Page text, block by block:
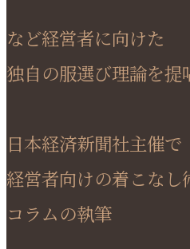
など経営者に向けた
独自の服選び理論を提
日本経済新聞社主催で
経営者向けの着こなし
コラムの執筆